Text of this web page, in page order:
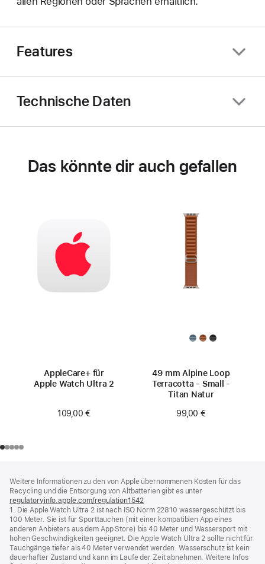
Features
Technische Daten
Das könnte dir auch gefallen
AppleCare+ für
Apple Watch Ultra 2
109,00 €
49 mm Alpine Loop
Terracotta - Small -
Titan Natur
99,00 €
Weitere Informationen zu den von Apple übernommenen Kosten für das
Recycling und die Entsorgung von Altbatterien gibt es unter
regulatoryinfo.apple.com/regulation1542
ein
neues
Fenster)
1. Die Apple Watch Ultra 2 ist nach ISO Norm 22810 wassergeschützt bis
100 Meter. Sie ist für Sporttauchen (mit einer kompatiblen App eines
anderen Anbieters aus dem App Store) bis 40 Meter und Wassersport mit
hohen Geschwindigkeiten geeignet. Die Apple Watch Ultra 2 sollte nicht für
Tauchgänge tiefer als 40 Meter verwendet werden. Wasserschutz ist kein
dauerhafter Zustand und kann im Laufe der Zeit abnehmen. Weitere Infos